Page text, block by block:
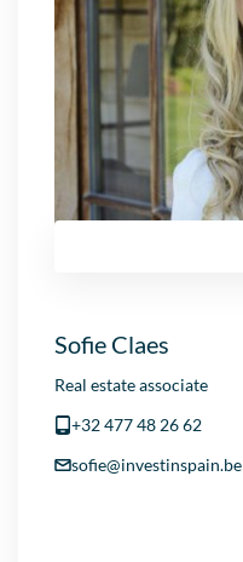
Sofie Claes
Real estate associate
+32 477 48 26 62
sofie@investinspain.be